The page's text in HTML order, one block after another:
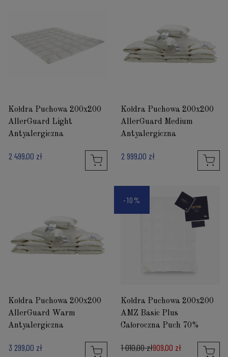
Kołdra Puchowa 200x200
AllerGuard Light
Antyalergiczna
2 499,00 zł
Kołdra Puchowa 200x200
AllerGuard Medium
Antyalergiczna
2 999,00 zł
Kołdra Puchowa 200x200
AllerGuard Warm
Antyalergiczna
3 299,00 zł
Kołdra Puchowa 200x200
AMZ Basic Plus
Całoroczna Puch 70%
1 010,00 zł909,00 zł
-10%